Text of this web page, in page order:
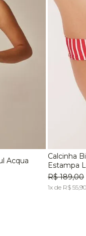
G
Acqua
P
Calcinha
Estampa
R$ 189,00
1x de R$ 55,90